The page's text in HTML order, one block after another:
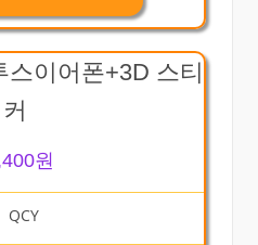
이어폰+3D 스티
커
원